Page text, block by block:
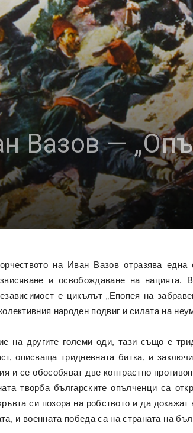
Вазов —
на Иван Вазов отразява
и освобождаване на нацията.
е цикълът „Епопея на
народен подвиг и силата на
на другите големи оди, тази също е
описваща тридневната битка, и
и се обособяват две контрастно
творба българските опълченци са
си позора на робството и да
и военната победа са на страната на